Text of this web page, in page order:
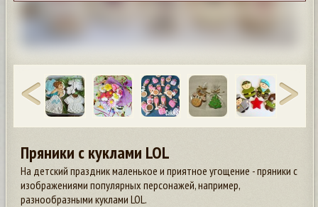
Пряники с куклами LOL
На детский праздник маленькое и приятное угощение - пряники с
изображениями популярных персонажей, например,
разнообразными куклами LOL.